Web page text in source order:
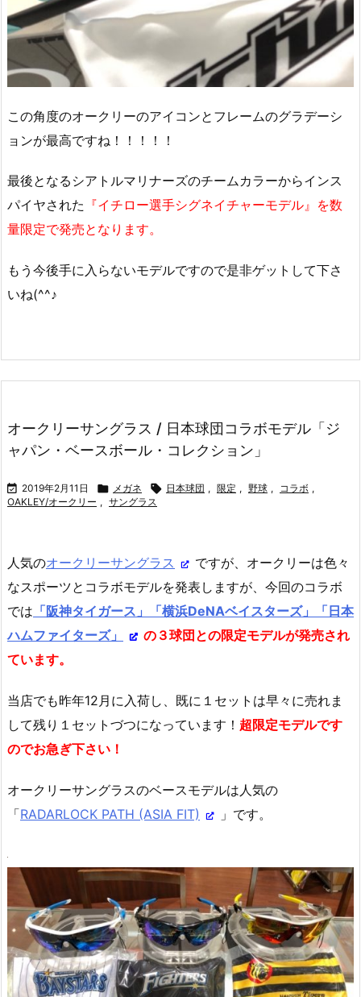
この角度のオークリーのアイコンとフレームのグラデーシ
ョンが最高ですね！！！！！
最後となるシアトルマリナーズのチームカラーからインス
パイヤされた 『イチロー選手シグネイチャーモデル』を数
量限定で発売となります。
もう今後手に入らないモデルですので是非ゲットして下さ
いね(^^♪
オークリーサングラス / 日本球団コラボモデル「ジ
ャパン・ベースボール・コレクション」
 2019年2月11日  メガネ  日本球団 , 限定 , 野球 , コラボ ,
OAKLEY/オークリー , サングラス
人気のオークリーサングラス
ですが、オークリーは色々
なスポーツとコラボモデルを発表しますが、今回のコラボ
では 「阪神タイガース」「横浜DeNAベイスターズ」「日本
ハムファイターズ」
の３球団との限定モデルが発売され
ています。
当店でも昨年12月に入荷し、既に１セットは早々に売れま
して残り１セットづつになっています！ 超限定モデルです
のでお急ぎ下さい！
オークリーサングラスのベースモデルは人気の
「RADARLOCK PATH (ASIA FIT) 」です。